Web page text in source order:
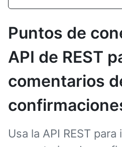
Puntos de
API de REST
comentarios
Usa la API REST